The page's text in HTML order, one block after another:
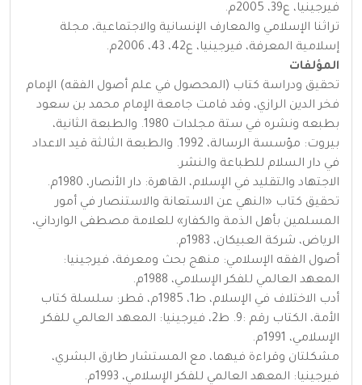
فيرجينيا، ع39، 2005م.
تراثنا الإسلامي والمعارف الإنسانية والاجتماعية، مجلة
إسلامية المعرفة، فيرجينيا، ع42، 43، 2006م.
المؤلفات
تحقيق ودراسة كتاب (المحصول في علم أصول الفقه) الإمام
فخر الدين الرازي، وقد قامت جامعة الإمام محمد بن سعود
بطبعه ونشره في ستة مجلدات 1980. والطبعة الثانية،
بيروت: مؤسسة الرسالة، 1992. والطبعة الثالثة قيد الاعداد
في دار السلام للطباعة والنشر.
الاجتهاد والتقليد في الإسلام، القاهرة: دار الأنصار، 1980م.
تحقيق كتاب «النهي عن الاستعانة والاستنصار في أمور
المسلمين بأهل الذمة والكفار» للعلامة مصطفى الوارداني،
الرياض، شركة العبيكان، 1983م.
أصول الفقه الإسلامي: منهج بحث ومعرفة، فيرجينيا:
المعهد العالمي للفكر الإسلامي، 1988م.
أدب الاختلاف في الإسلام، ط1، 1985م، قطر: سلسلة كتاب
الأمة، الكتاب رقم :9. ط2، فيرجينيا: المعهد العالمي للفكر
الإسلامي، 1991م.
مشكلتان وقراءة فيهما، مع المستشار طارق البشري،
فيرجينيا: المعهد العالمي للفكر الإسلامي، 1993م.